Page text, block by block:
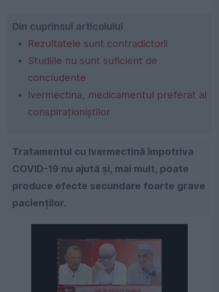
Din cuprinsul articolului
Rezultatele sunt contradictorii
Studiile nu sunt suficient de
concludente
Ivermectina, medicamentul preferat al
conspiraționiștilor
Tratamentul cu Ivermectină împotriva
COVID-19 nu ajută și, mai mult, poate
produce efecte secundare foarte grave
pacienților.